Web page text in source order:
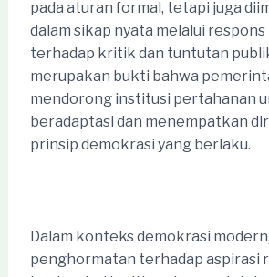
pada aturan formal, tetapi juga
dalam sikap nyata melalui
terhadap kritik dan tuntutan
merupakan bukti bahwa
mendorong institusi pertahanan
beradaptasi dan menempatkan
prinsip demokrasi yang berlaku.
Dalam konteks demokrasi modern,
penghormatan terhadap aspirasi